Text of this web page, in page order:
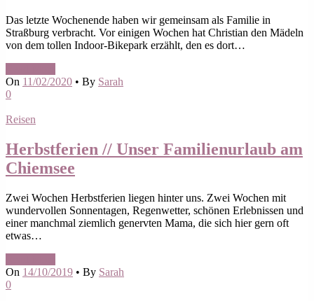
Das letzte Wochenende haben wir gemeinsam als Familie in
Straßburg verbracht. Vor einigen Wochen hat Christian den Mädeln
von dem tollen Indoor-Bikepark erzählt, den es dort…
On 11/02/2020 • By Sarah
0
Reisen
Herbstferien // Unser Familienurlaub am
Chiemsee
Zwei Wochen Herbstferien liegen hinter uns. Zwei Wochen mit
wundervollen Sonnentagen, Regenwetter, schönen Erlebnissen und
einer manchmal ziemlich genervten Mama, die sich hier gern oft
etwas…
On 14/10/2019 • By Sarah
0